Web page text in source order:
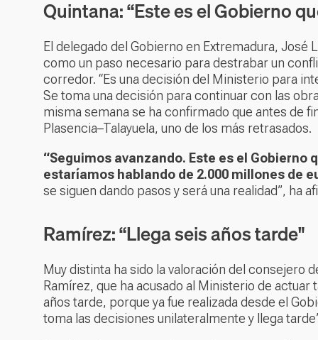
Quintana: “Este es el Gobierno
El delegado del Gobierno en Extremadura,
como un paso necesario para destrabar un
corredor. “Es una decisión del Ministerio para
Se toma una decisión para continuar con las
misma semana se ha confirmado que antes de
Plasencia–Talayuela, uno de los más retrasados.
“Seguimos avanzando. Este es el
estaríamos hablando de 2.000 millones de
se siguen dando pasos y será una realidad”, ha
Ramírez: “Llega seis años tarde"
Muy distinta ha sido la valoración del consejero
Ramírez, que ha acusado al Ministerio de
años tarde, porque ya fue realizada desde el
toma las decisiones unilateralmente y llega